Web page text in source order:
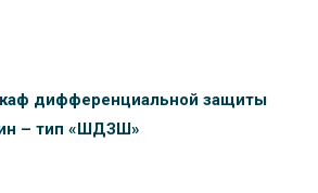
дифференциальной защиты
– тип «ШДЗШ»